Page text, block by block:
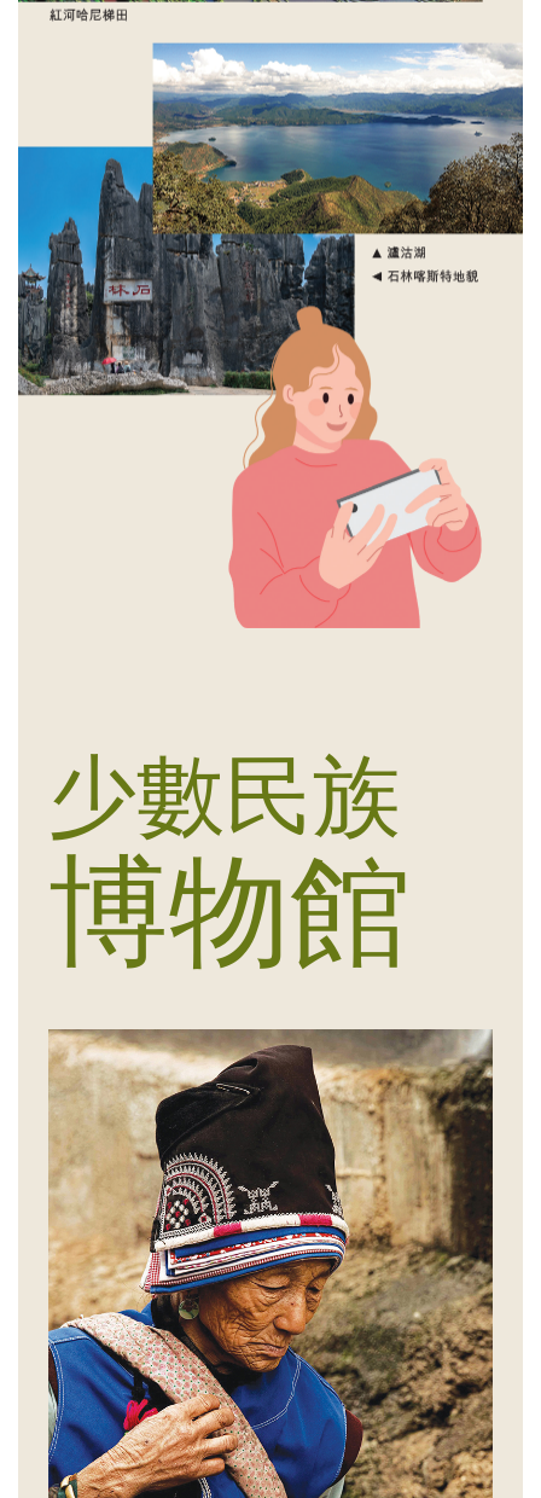
少數民族
博物館